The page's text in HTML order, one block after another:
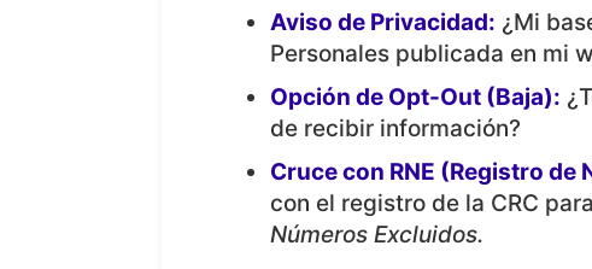
Aviso de Privacidad: ¿Mi
Personales publicada en mi
Opción de Opt-Out (Baja):
de recibir información?
Cruce con RNE (Registro de
con el registro de la CRC
Números Excluidos.